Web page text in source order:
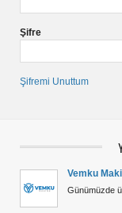
Şifre
Şifremi Unuttum
Vemku
Günümüzde